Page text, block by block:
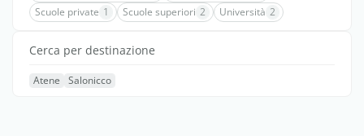
Scuole private 1 Scuole superiori 2 Università 2
Cerca per destinazione
Atene Salonicco